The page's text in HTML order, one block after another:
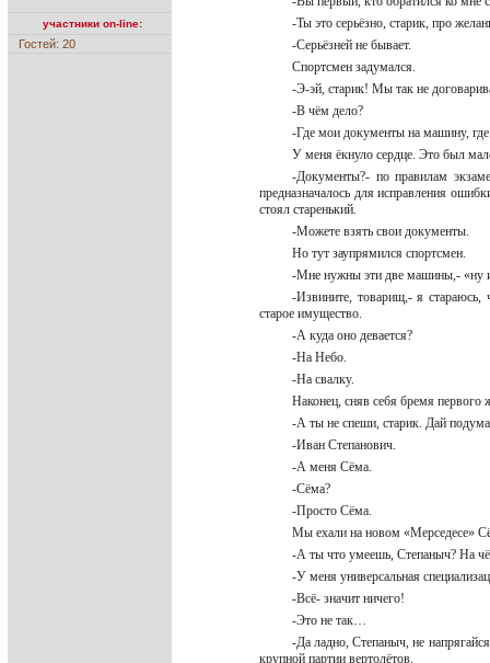
участники on-line:
Гостей: 20
-Ты это серьёзно, старик, про
-Серьёзней не бывает.
Спортсмен задумался.
-Э-эй, старик! Мы так не
-В чём дело?
-Где мои документы на машину,
У меня ёкнуло сердце. Это был
-Документы?- по правилам
предназначалось для исправления
стоял старенький.
-Можете взять свои документы.
Но тут заупрямился спортсмен.
-Мне нужны эти две машины,- «ну
-Извините, товарищ,- я стараюсь,
старое имущество.
-А куда оно девается?
-На Небо.
-На свалку.
Наконец, сняв себя бремя первого
-А ты не спеши, старик. Дай
-Иван Степанович.
-А меня Сёма.
-Сёма?
-Просто Сёма.
Мы ехали на новом «Мерседесе»
-А ты что умеешь, Степаныч? На
-У меня универсальная
-Всё- значит ничего!
-Это не так…
-Да ладно, Степаныч, не
крупной партии вертолётов.